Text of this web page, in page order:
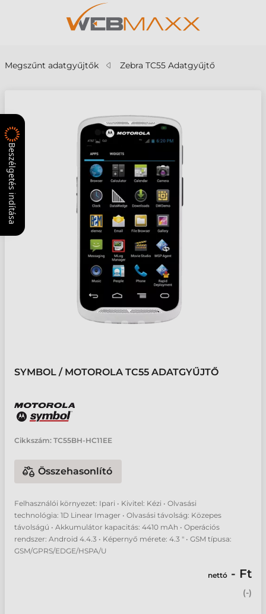
Megszűnt adatgyűjtők Zebra TC55 Adatgyűjtő
SYMBOL / MOTOROLA TC55 ADATGYŰJTŐ
Cikkszám: TC55BH-HC11EE
Összehasonlító
Felhasználói környezet: Ipari • Kivitel: Kézi • Olvasási
technológia: 1D Linear Imager • Olvasási távolság: Közepes
távolságú • Akkumulátor kapacitás: 4410 mAh • Operációs
rendszer: Android 4.4.3 • Képernyő mérete: 4.3 " • GSM típusa:
GSM/GPRS/EDGE/HSPA/U
nettó - Ft
(-)
Beszélgetés indítása